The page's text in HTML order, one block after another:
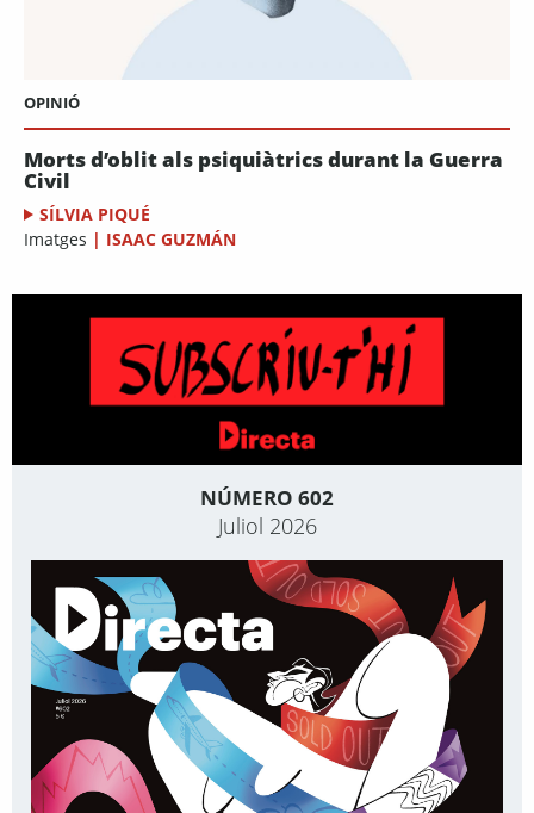
OPINIÓ
Morts d’oblit als psiquiàtrics durant la Guerra
Civil
SÍLVIA PIQUÉ
Imatges | ISAAC GUZMÁN
NÚMERO 602
Juliol 2026